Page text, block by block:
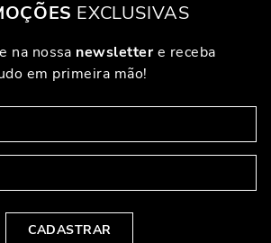
EXCLUSIVAS
na nossa newslettere receba
em primeira mão!
CADASTRAR